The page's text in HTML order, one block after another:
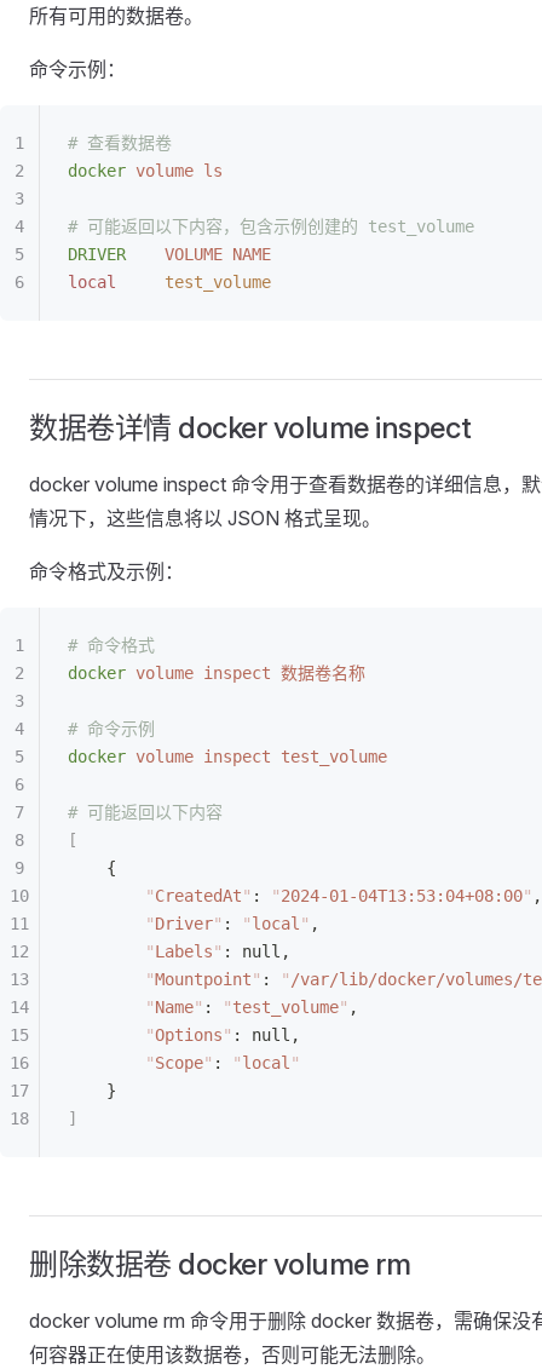
所有可用的数据卷。
命令示例：
# 查看数据卷
docker volume ls
# 可能返回以下内容，包含示例创建的 test_volume
DRIVER
    VOLUME
NAME
local
     test_volume
数据卷详情 docker volume inspect
docker volume inspect 命令用于查看数据卷的详细信息，
情况下，这些信息将以 JSON 格式呈现。
命令格式及示例：
# 命令格式
docker volume inspect 数据卷名称
# 命令示例
docker volume inspect test_volume
# 可能返回以下内容
[
    {
        "
CreatedAt" : "2024-01-04T13:53:04+08:00" ,
        "
Driver" : "local " ,
        "
Labels" : null,
        "
Mountpoint" : " /var/lib/docker/volumes/
        "
Name" : "test_volume" ,
        "
Options" : null,
        "
Scope" : "local "
    }
]
删除数据卷 docker volume rm
docker volume rm 命令用于删除 docker 数据卷，需确保没
何容器正在使用该数据卷，否则可能无法删除。